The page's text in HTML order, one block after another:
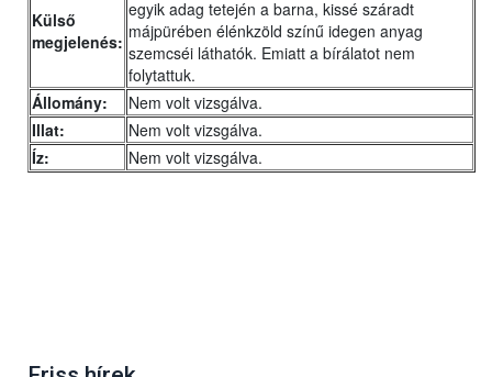
Külső
megjelenés:
egyik adag tetején a barna, kissé száradt
májpürében élénkzöld színű idegen anyag
szemcséi láthatók. Emiatt a bírálatot nem
folytattuk.
Állomány:
Nem volt vizsgálva.
Illat:
Nem volt vizsgálva.
Íz:
Nem volt vizsgálva.